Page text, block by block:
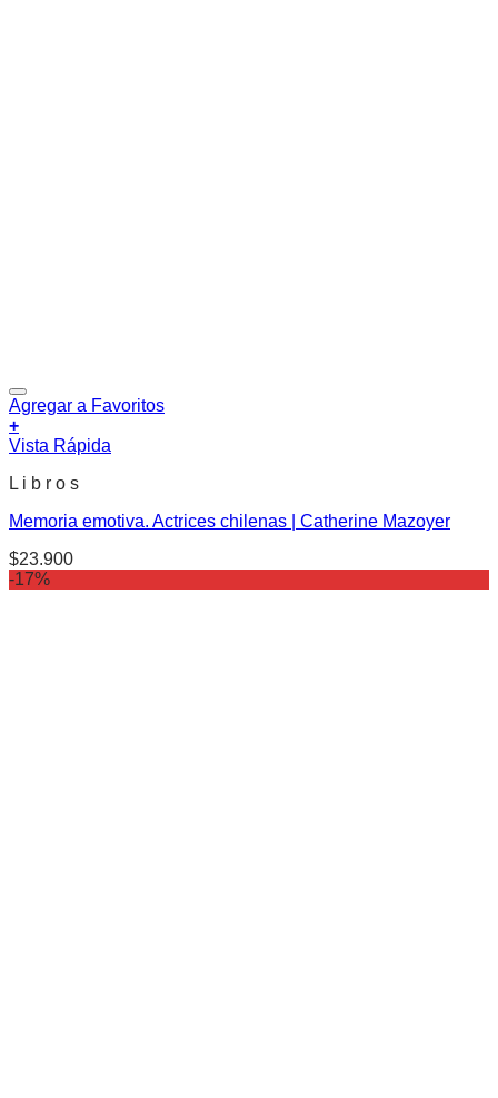
Agregar a Favoritos
+
Vista Rápida
L i b r o s
Memoria emotiva. Actrices chilenas | Catherine Mazoyer
$23.900
-17%